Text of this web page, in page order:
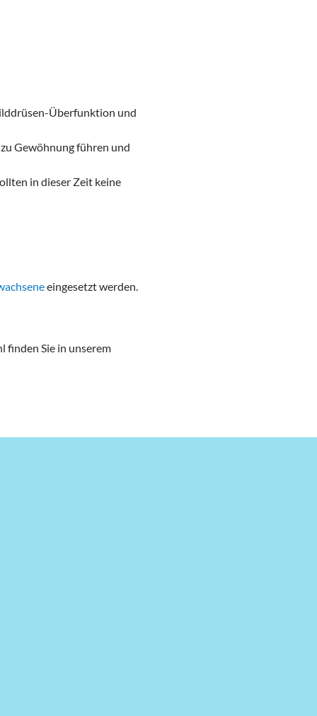
Überfunktion und
Gewöhnung führen und
in dieser Zeit keine
eingesetzt werden.
finden Sie in unserem